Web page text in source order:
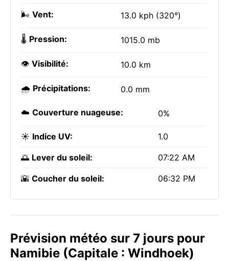
🌬️ Vent: 13.0 kph (320°)
🌡️ Pression: 1015.0 mb
👁️ Visibilité: 10.0 km
🌧️ Précipitations: 0.0 mm
☁️ Couverture nuageuse: 0%
☀️ Indice UV: 1.0
🌅 Lever du soleil: 07:22 AM
🌇 Coucher du soleil: 06:32 PM
Prévision météo sur 7 jours pour
Namibie (Capitale : Windhoek)